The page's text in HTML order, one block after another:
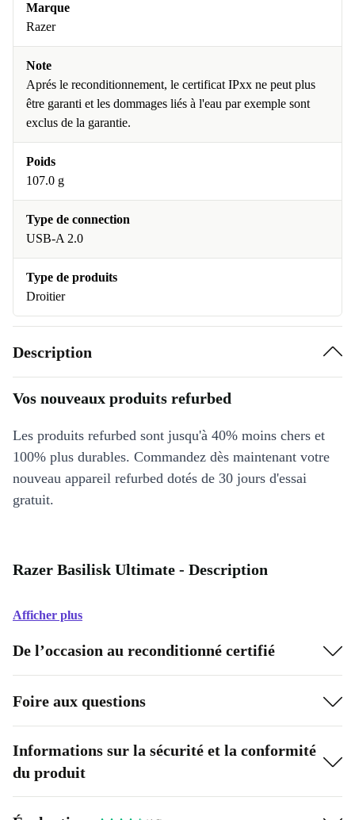
Marque
Razer
Note
Aprés le reconditionnement, le certificat IPxx ne peut plus
être garanti et les dommages liés à l'eau par exemple sont
exclus de la garantie.
Poids
107.0 g
Type de connection
USB-A 2.0
Type de produits
Droitier
Description
Vos nouveaux produits refurbed
Les produits refurbed sont jusqu'à 40% moins chers et
100% plus durables. Commandez dès maintenant votre
nouveau appareil refurbed dotés de 30 jours d'essai
gratuit.
Razer Basilisk Ultimate - Description
Afficher plus
De l’occasion au reconditionné certifié
Foire aux questions
Informations sur la sécurité et la conformité
du produit